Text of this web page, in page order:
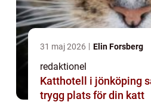
31 maj 2026 Elin Forsberg
redaktionel
Katthotell i jönköping så hittar du en
trygg plats för din katt